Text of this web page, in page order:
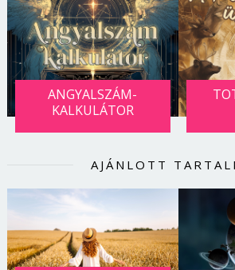
ANGYALSZÁM-
KALKULÁTOR
AJÁNLOTT